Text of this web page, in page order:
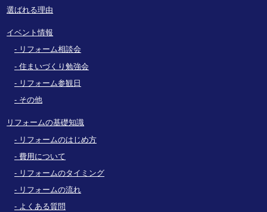
選ばれる理由
イベント情報
リフォーム相談会
住まいづくり勉強会
リフォーム参観日
その他
リフォームの基礎知識
リフォームのはじめ方
費用について
リフォームのタイミング
リフォームの流れ
よくある質問